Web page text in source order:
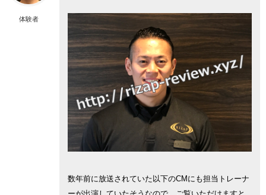
体験者
数年前に放送されていた以下のCMにも担当トレーナ